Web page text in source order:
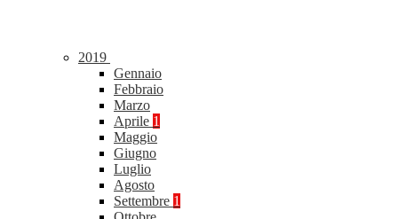
2019
Gennaio
Febbraio
Marzo
Aprile 1
Maggio
Giugno
Luglio
Agosto
Settembre 1